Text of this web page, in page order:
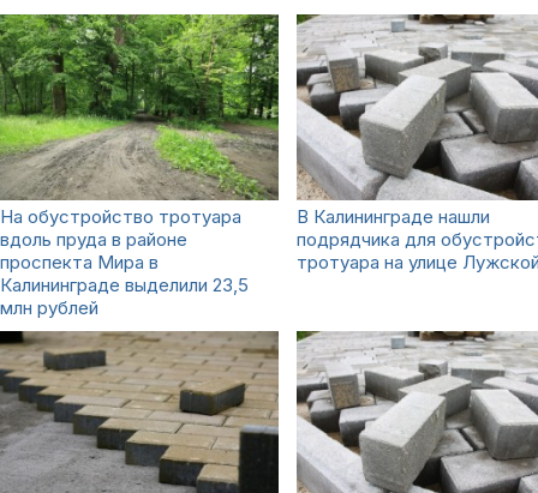
На обустройство тротуара
вдоль пруда в районе
проспекта Мира в
Калининграде выделили 23,5
млн рублей
В Калининграде нашли
подрядчика для
тротуара на улице